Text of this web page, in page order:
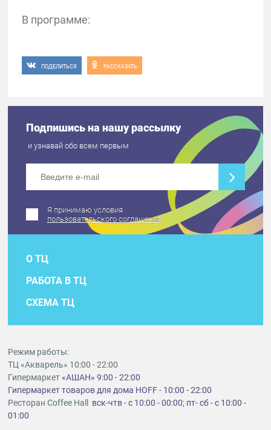
В программе:
ПОДЕЛИТЬСЯ РАССКАЗАТЬ
Подпишись на нашу рассылку
и узнавай обо всем первым
Я принимаю условия
пользовательского соглашения
О ТЦ
РАБОТА В ТЦ
СХЕМА ТЦ
Режим работы:
ТЦ «Акварель» 10:00 - 22:00
Гипермаркет«АШАН» 9:00 - 22:00
Гипермаркет товаров для дома HOFF - 10:00 - 22:00
Ресторан Coffee Hall вск-чтв - с 10:00 - 00:00; пт- сб - с 10:00 -
01:00